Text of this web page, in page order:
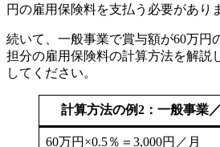
円の雇用保険料を支払う必要があり
続いて、一般事業で賞与額が60万円
担分の雇用保険料の計算方法を解説
してください。
計算方法の例2：一般事業
60万円×0.5％＝3,000円／月